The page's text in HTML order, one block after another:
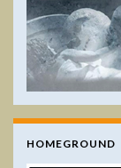
HOMEGROUND